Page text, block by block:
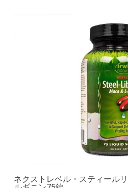
ネクストレベル・スティール